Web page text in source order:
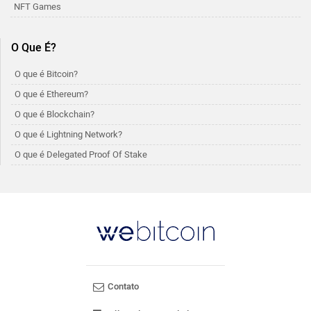
NFT Games
O Que É?
O que é Bitcoin?
O que é Ethereum?
O que é Blockchain?
O que é Lightning Network?
O que é Delegated Proof Of Stake
Contato